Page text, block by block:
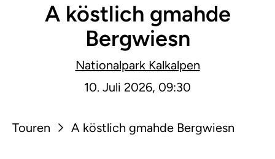
A köstlich gmahde
Bergwiesn
Nationalpark Kalkalpen
10. Juli 2026, 09:30
Touren A köstlich gmahde Bergwiesn